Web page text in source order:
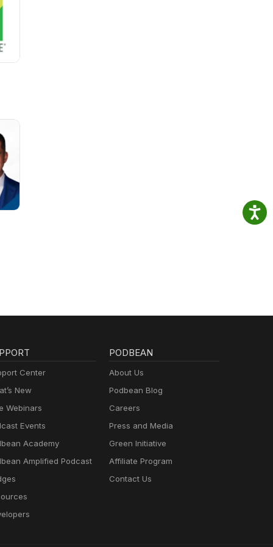
Center
New
Webinars
Events
Academy
Amplified Podcast
PODBEAN
About Us
Podbean Blog
Careers
Press and Media
Green Initiative
Affiliate Program
Contact Us